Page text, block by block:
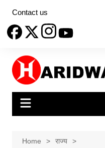
content
Contact us
Home
राज्य